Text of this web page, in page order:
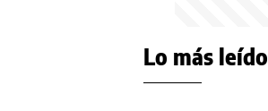
Lo más leído